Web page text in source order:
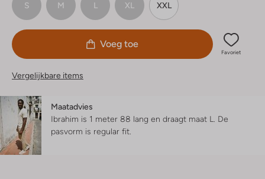
S M L XL XXL
Voeg toe
Favoriet
Vergelijkbare items
Maatadvies
Ibrahim is 1 meter 88 lang en draagt maat L. De
pasvorm is regular fit